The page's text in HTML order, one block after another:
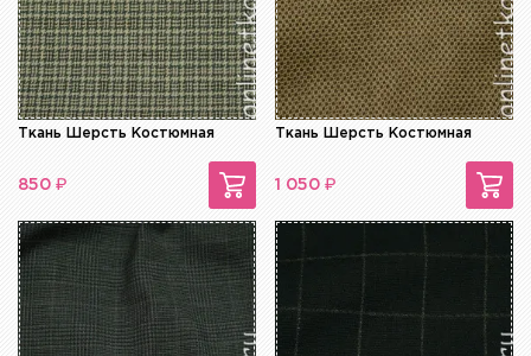
Ткань Шерсть Костюмная
850 ₽
Ткань Шерсть Костюмная
1 050 ₽